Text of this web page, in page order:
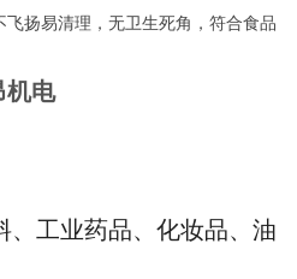
扬易清理，无卫生死角，符合食品
机电
、工业药品、化妆品、油